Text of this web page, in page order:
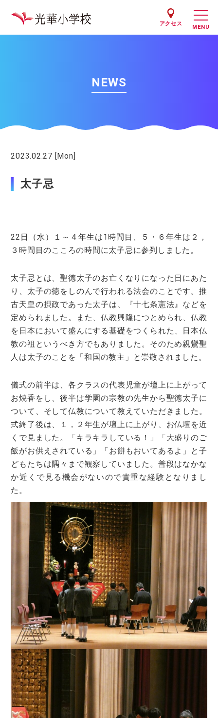
アクセス
NEWS
2023.02.27 [Mon]
太子忌
22日（水）１～４年生は1時間目、５・６年生は２，
３時間目のこころの時間に太子忌に参列しました。
太子忌とは、聖徳太子のお亡くなりになった日にあた
り、太子の徳をしのんで行われる法会のことです。推
古天皇の摂政であった太子は、『十七条憲法』などを
定められました。また、仏教興隆につとめられ、仏教
を日本において盛んにする基礎をつくられた、日本仏
教の祖というべき方でもありました。そのため親鸞聖
人は太子のことを「和国の教主」と崇敬されました。
儀式の前半は、各クラスの代表児童が壇上に上がって
お焼香をし、後半は学園の宗教の先生から聖徳太子に
ついて、そして仏教について教えていただきました。
式終了後は、１，２年生が壇上に上がり、お仏壇を近
くで見ました。「キラキラしている！」「大盛りのご
飯がお供えされている」「お餅もおいてあるよ」と子
どもたちは隅々まで観察していました。普段はなかな
か近くで見る機会がないので貴重な経験となりまし
た。